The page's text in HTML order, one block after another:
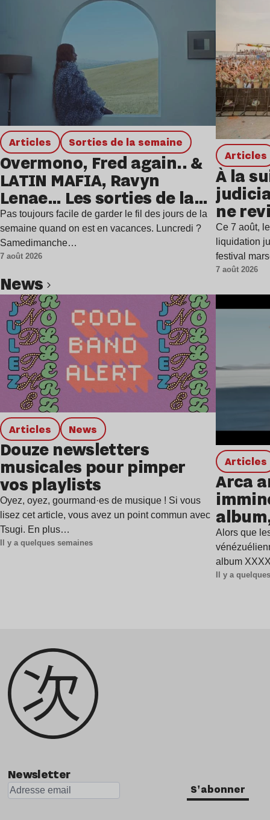
Articles Sorties de la semaine
Overmono, Fred again.. &
LATIN MAFIA, Ravyn
Lenae… Les sorties de la
semaine
Pas toujours facile de garder le fil des jours de la
semaine quand on est en vacances. Luncredi ?
Samedimanche…
7 août 2026
Articles
À la
ne
Ce 7 août,
liquidation
festival
7 août 2026
news
Articles news
Douze newsletters
musicales pour pimper
vos playlists
Oyez, oyez, gourmand·es de musique ! Si vous
lisez cet article, vous avez un point commun avec
Tsugi. En plus…
Il y a quelques semaines
Articles
Arca
Alors que
album
Il y a
Lire l’article
Newsletter
S'abonner